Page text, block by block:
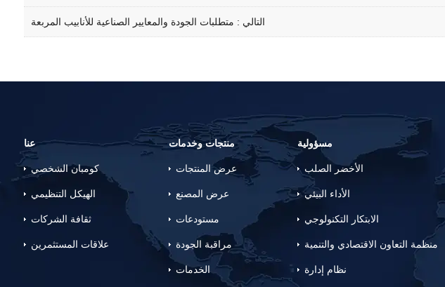
التالي : متطلبات الجودة والمعايير الصناعية للأنابيب المربعة
عنا
كومبان الشخصي
الهيكل التنظيمي
ثقافة الشركات
علاقات المستثمرين
منتجات وخدمات
عرض المنتجات
عرض المصنع
مستودعات
مراقبة الجودة
الخدمات
مسؤولية
الأخضر الصلب
الأداء البيئي
الابتكار التكنولوجي
منظمة التعاون الاقتصادي والتنمية
نظام إدارة